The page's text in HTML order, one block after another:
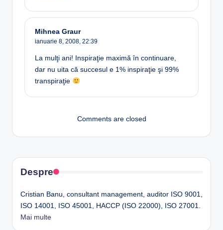
Mihnea Graur
ianuarie 8, 2008, 22:39
La mulţi ani! Inspiraţie maximă în continuare,
dar nu uita că succesul e 1% inspiraţie şi 99%
transpiraţie
Comments are closed
Despre
Cristian Banu, consultant management, auditor ISO 9001,
ISO 14001, ISO 45001, HACCP (ISO 22000), ISO 27001.
Mai multe